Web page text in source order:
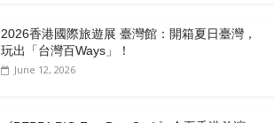
2026香港國際旅遊展 臺灣館：開箱夏日臺灣，
玩出「台灣百Ways」！
June 12, 2026